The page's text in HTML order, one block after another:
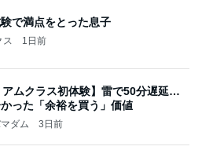
で満点をとった息子
ス 1日前
アムクラス初体験】雷で50分遅延…
った「余裕を買う」価値
ダム 3日前